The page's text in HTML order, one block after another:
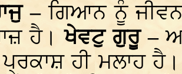
–ਗਿਆਨ ਨੂੰ ਜੀਵਨ
ਹੈ।ਖੇਵਟੁ ਗੁਰੂ –
ਪ੍ਰਕਾਸ਼ ਹੀ ਮਲਾਹ